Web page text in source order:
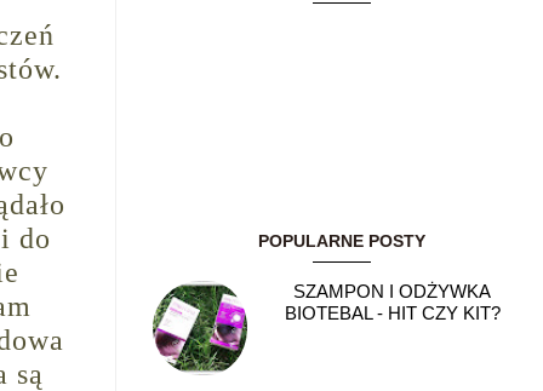
do
są
POPULARNE POSTY
SZAMPON I ODŻYWKA
BIOTEBAL - HIT CZY KIT?